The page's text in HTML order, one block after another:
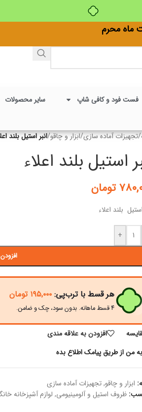
ماه محرم
فست فود و کافی شاپ سایر محصولات
/تجهیزات آماده سازی/ابزار و چاقو/انبر استیل بلند
استیل بلند اعلاء
تومان
بلند اعلاء
+
هر قسط با ترب‌پی: ۱۹۵,۰۰۰ تومان
۴ قسط ماهانه. بدون سود، چک و ضامن.
افزودن به علاقه مندی
به من از طریق پیامک اطلاع بده
ابزار و چاقو,تجهیزات آماده سازی
ظروف استیل و آلومینیومی, لوازم آشپزخانه